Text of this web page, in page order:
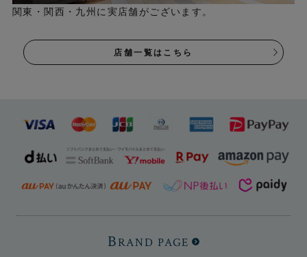
関東・関西・九州に実店舗がございます。
店舗一覧はこちら
BRAND PAGE